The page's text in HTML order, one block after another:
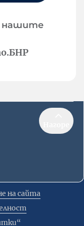
нашите
на сайта